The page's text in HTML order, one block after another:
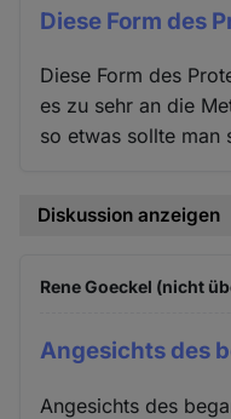
Diese Form des
Diese Form des
es zu sehr an die
so etwas sollte man
Diskussion anzeigen
Rene Goeckel (nicht
Angesichts des
Angesichts des